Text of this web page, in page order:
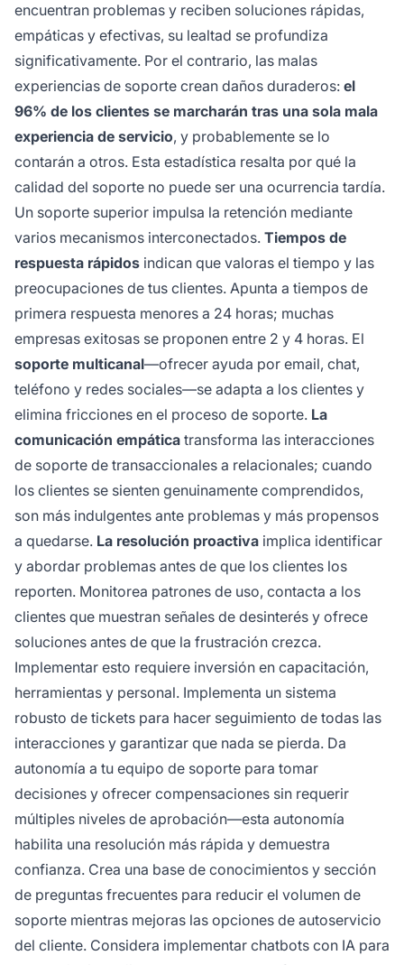
encuentran problemas y reciben soluciones rápidas,
empáticas y efectivas, su lealtad se profundiza
significativamente. Por el contrario, las malas
experiencias de soporte crean daños duraderos: el
96% de los clientes se marcharán tras una sola mala
experiencia de servicio, y probablemente se lo
contarán a otros. Esta estadística resalta por qué la
calidad del soporte no puede ser una ocurrencia tardía.
Un soporte superior impulsa la retención mediante
varios mecanismos interconectados. Tiempos de
respuesta rápidos indican que valoras el tiempo y las
preocupaciones de tus clientes. Apunta a tiempos de
primera respuesta menores a 24 horas; muchas
empresas exitosas se proponen entre 2 y 4 horas. El
soporte multicanal—ofrecer ayuda por email, chat,
teléfono y redes sociales—se adapta a los clientes y
elimina fricciones en el proceso de soporte. La
comunicación empática transforma las interacciones
de soporte de transaccionales a relacionales; cuando
los clientes se sienten genuinamente comprendidos,
son más indulgentes ante problemas y más propensos
a quedarse. La resolución proactiva implica identificar
y abordar problemas antes de que los clientes los
reporten. Monitorea patrones de uso, contacta a los
clientes que muestran señales de desinterés y ofrece
soluciones antes de que la frustración crezca.
Implementar esto requiere inversión en capacitación,
herramientas y personal. Implementa un sistema
robusto de tickets para hacer seguimiento de todas las
interacciones y garantizar que nada se pierda. Da
autonomía a tu equipo de soporte para tomar
decisiones y ofrecer compensaciones sin requerir
múltiples niveles de aprobación—esta autonomía
habilita una resolución más rápida y demuestra
confianza. Crea una base de conocimientos y sección
de preguntas frecuentes para reducir el volumen de
soporte mientras mejoras las opciones de autoservicio
del cliente. Considera implementar chatbots con IA para